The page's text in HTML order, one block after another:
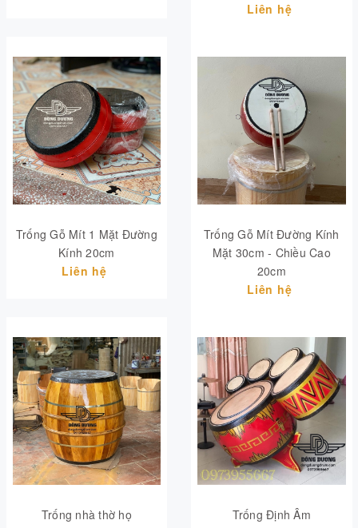
Liên hệ
Trống Gỗ Mít 1 Mặt Đường
Kính 20cm
Liên hệ
Trống Gỗ Mít Đường Kính
Mặt 30cm - Chiều Cao
20cm
Liên hệ
Trống nhà thờ họ
Trống Định Âm